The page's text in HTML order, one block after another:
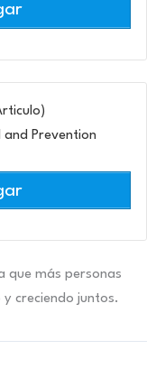
Prevention
que más personas
creciendo juntos.